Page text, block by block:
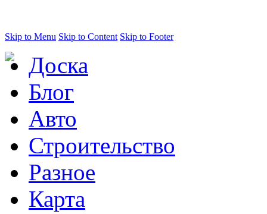
Skip to Menu Skip to Content Skip to Footer
Доска
Блог
Авто
Строительство
Разное
Карта